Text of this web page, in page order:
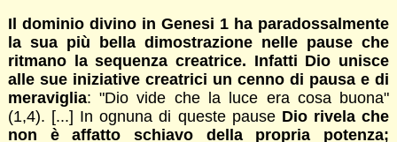
Il dominio divino in Genesi 1 ha paradossalmente
la sua più bella dimostrazione nelle pause che
ritmano la sequenza creatrice. Infatti Dio unisce
alle sue iniziative creatrici un cenno di pausa e di
meraviglia: "Dio vide che la luce era cosa buona"
(1,4). [...] In ognuna di queste pause Dio rivela che
non è affatto schiavo della propria potenza;